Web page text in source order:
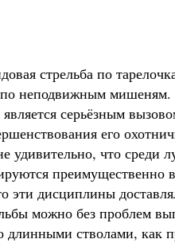
стрельба по
по неподвижным
серьёзным
его
что среди
преимущественно
эти дисциплины
можно без проблем
длинными стволами, как